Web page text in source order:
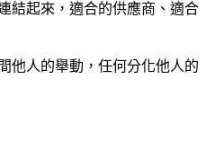
結起來，適合的供應商、適合
他人的舉動，任何分化他人的